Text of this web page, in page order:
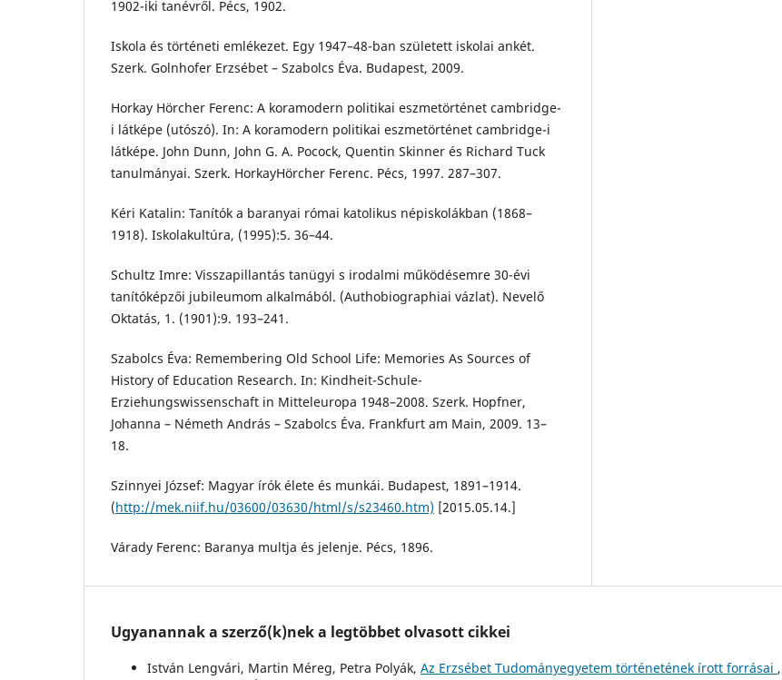
1902-iki tanévről. Pécs, 1902.
Iskola és történeti emlékezet. Egy 1947–48-ban született iskolai ankét.
Szerk. Golnhofer Erzsébet – Szabolcs Éva. Budapest, 2009.
Horkay Hörcher Ferenc: A koramodern politikai eszmetörténet cambridge-
i látképe (utószó). In: A koramodern politikai eszmetörténet cambridge-i
látképe. John Dunn, John G. A. Pocock, Quentin Skinner és Richard Tuck
tanulmányai. Szerk. HorkayHörcher Ferenc. Pécs, 1997. 287–307.
Kéri Katalin: Tanítók a baranyai római katolikus népiskolákban (1868–
1918). Iskolakultúra, (1995):5. 36–44.
Schultz Imre: Visszapillantás tanügyi s irodalmi működésemre 30-évi
tanítóképzői jubileumom alkalmából. (Authobiographiai vázlat). Nevelő
Oktatás, 1. (1901):9. 193–241.
Szabolcs Éva: Remembering Old School Life: Memories As Sources of
History of Education Research. In: Kindheit-Schule-
Erziehungswissenschaft in Mitteleuropa 1948–2008. Szerk. Hopfner,
Johanna – Németh András – Szabolcs Éva. Frankfurt am Main, 2009. 13–
18.
Szinnyei József: Magyar írók élete és munkái. Budapest, 1891–1914.
(http://mek.niif.hu/03600/03630/html/s/s23460.htm) [2015.05.14.]
Várady Ferenc: Baranya multja és jelenje. Pécs, 1896.
Ugyanannak a szerző(k)nek a legtöbbet olvasott cikkei
István Lengvári, Martin Méreg, Petra Polyák, Az Erzsébet Tudományegyetem történetének írott forrásai ,